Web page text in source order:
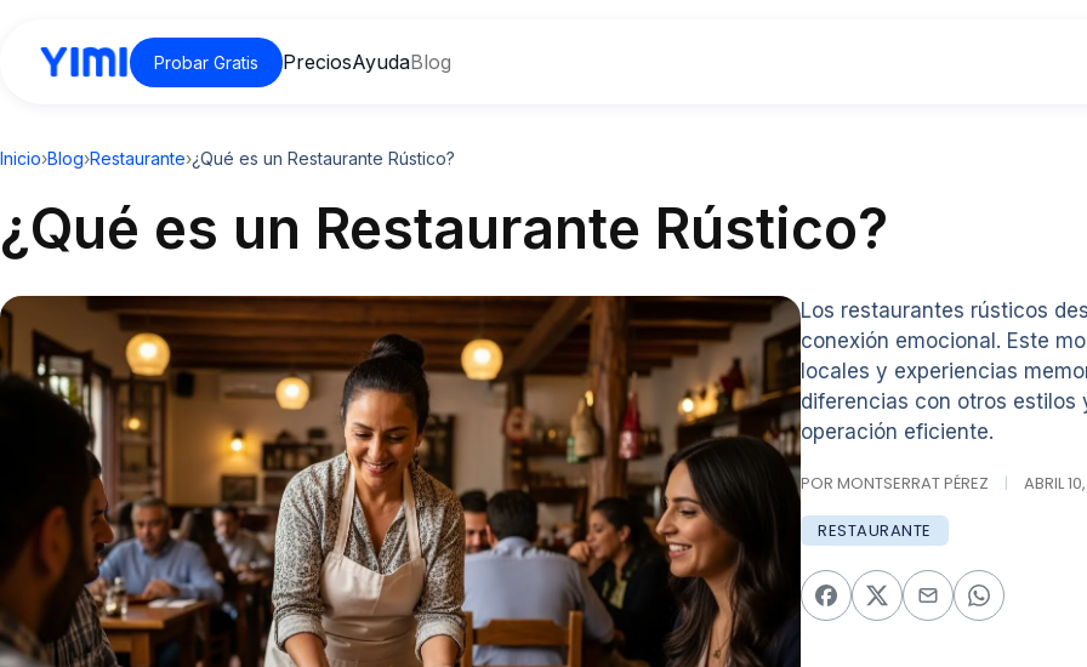
Probar Gratis PreciosAyudaBlog
Inicio›Blog›Restaurante›¿Qué es un Restaurante Rústico?
¿Qué es un Restaurante Rústico?
Los restaurantes rústicos
conexión emocional. Este
locales y experiencias
diferencias con otros estilos
operación eficiente.
POR MONTSERRAT PÉREZ | ABRIL
RESTAURANTE